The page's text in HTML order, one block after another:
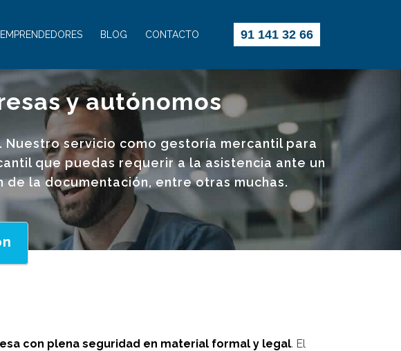
EMPRENDEDORES BLOG CONTACTO 91 141 32 66
y autónomos
servicio como gestoría mercantil para
que puedas requerir a la asistencia ante un
la documentación, entre otras muchas.
con plena seguridad en material formal y legal. El